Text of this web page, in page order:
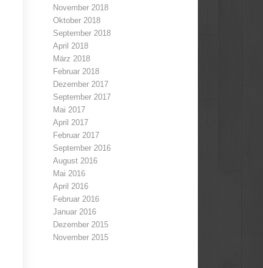
November 2018
Oktober 2018
September 2018
April 2018
März 2018
Februar 2018
Dezember 2017
September 2017
Mai 2017
April 2017
Februar 2017
September 2016
August 2016
Mai 2016
April 2016
Februar 2016
Januar 2016
Dezember 2015
November 2015